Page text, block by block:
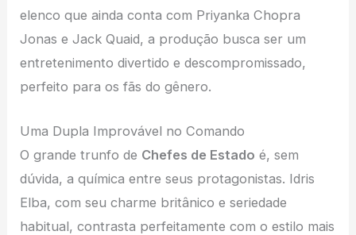
elenco que ainda conta com Priyanka Chopra
Jonas e Jack Quaid, a produção busca ser um
entretenimento divertido e descompromissado,
perfeito para os fãs do gênero.
Uma Dupla Improvável no Comando
O grande trunfo de Chefes de Estado é, sem
dúvida, a química entre seus protagonistas. Idris
Elba, com seu charme britânico e seriedade
habitual, contrasta perfeitamente com o estilo mais